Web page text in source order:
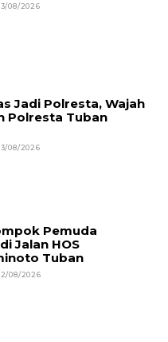
08/2026
Jadi Polresta, Wajah
Polresta Tuban
08/2026
Pemuda
Jalan HOS
Tuban
08/2026